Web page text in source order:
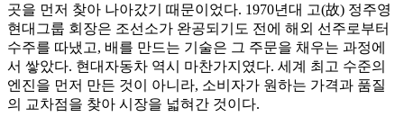
곳을 먼저 찾아 나아갔기 때문이었다. 1970년대 고(故) 정주영
현대그룹 회장은 조선소가 완공되기도 전에 해외 선주로부터
수주를 따냈고, 배를 만드는 기술은 그 주문을 채우는 과정에
서 쌓았다. 현대자동차 역시 마찬가지였다. 세계 최고 수준의
엔진을 먼저 만든 것이 아니라, 소비자가 원하는 가격과 품질
의 교차점을 찾아 시장을 넓혀간 것이다.